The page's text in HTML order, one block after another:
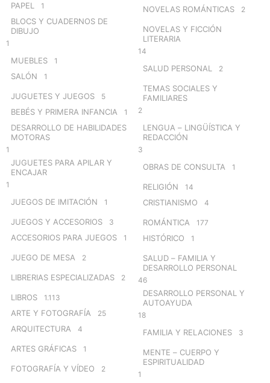
PAPEL 1
BLOCS Y CUADERNOS DE
DIBUJO
1
MUEBLES 1
SALÓN 1
JUGUETES Y JUEGOS 5
BEBÉS Y PRIMERA INFANCIA 1
DESARROLLO DE HABILIDADES
MOTORAS
1
JUGUETES PARA APILAR Y
ENCAJAR
1
JUEGOS DE IMITACIÓN 1
JUEGOS Y ACCESORIOS 3
ACCESORIOS PARA JUEGOS 1
JUEGO DE MESA 2
LIBRERIAS ESPECIALIZADAS 2
LIBROS 1.113
ARTE Y FOTOGRAFÍA 25
ARQUITECTURA 4
ARTES GRÁFICAS 1
FOTOGRAFÍA Y VÍDEO 2
NOVELAS ROMÁNTICAS 2
NOVELAS Y FICCIÓN
LITERARIA
14
SALUD PERSONAL 2
TEMAS SOCIALES Y
FAMILIARES
2
LENGUA – LINGÜÍSTICA Y
REDACCIÓN
3
OBRAS DE CONSULTA 1
RELIGIÓN 14
CRISTIANISMO 4
ROMÁNTICA 177
HISTÓRICO 1
SALUD – FAMILIA Y
DESARROLLO PERSONAL
46
DESARROLLO PERSONAL Y
AUTOAYUDA
18
FAMILIA Y RELACIONES 3
MENTE – CUERPO Y
ESPIRITUALIDAD
1